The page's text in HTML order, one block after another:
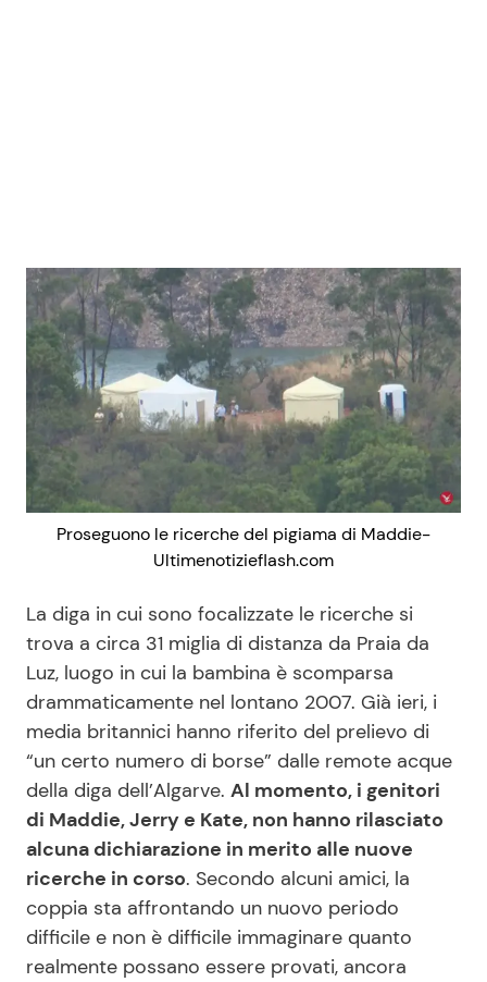
Proseguono le ricerche del pigiama di Maddie-
Ultimenotizieflash.com
La diga in cui sono focalizzate le ricerche si
trova a circa 31 miglia di distanza da Praia da
Luz, luogo in cui la bambina è scomparsa
drammaticamente nel lontano 2007. Già ieri, i
media britannici hanno riferito del prelievo di
“un certo numero di borse” dalle remote acque
della diga dell’Algarve. Al momento, i genitori
di Maddie, Jerry e Kate, non hanno rilasciato
alcuna dichiarazione in merito alle nuove
ricerche in corso. Secondo alcuni amici, la
coppia sta affrontando un nuovo periodo
difficile e non è difficile immaginare quanto
realmente possano essere provati, ancora